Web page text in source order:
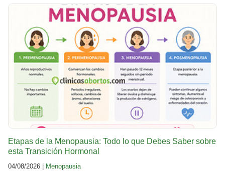
Etapas de la Menopausia: Todo lo que Debes Saber sobre
esta Transición Hormonal
04/08/2026 | Menopausia